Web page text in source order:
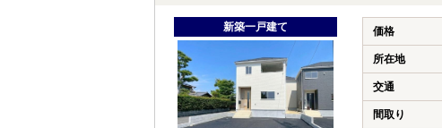
新築一戸建て 価格
所在地
交通
間取り